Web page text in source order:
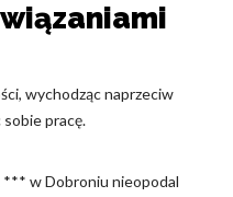
wychodząc naprzeciw
pracę.
*** w Dobroniu nieopodal